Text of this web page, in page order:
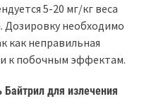
5-20 мг/кг веса
Дозировку необходимо
как неправильная
к побочным эффектам.
для излечения